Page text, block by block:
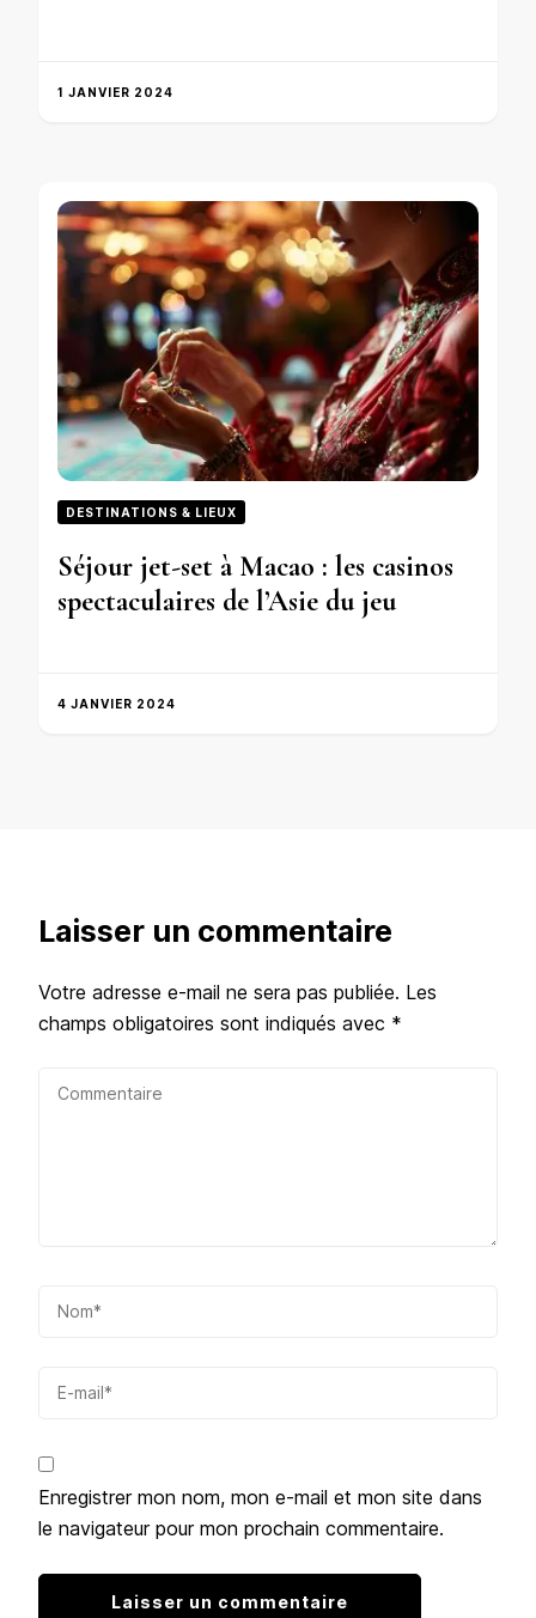
1 JANVIER 2024
DESTINATIONS & LIEUX
Séjour jet-set à Macao : les casinos
spectaculaires de l’Asie du jeu
4 JANVIER 2024
Laisser un commentaire
Votre adresse e-mail ne sera pas publiée. Les
champs obligatoires sont indiqués avec *
Enregistrer mon nom, mon e-mail et mon site dans
le navigateur pour mon prochain commentaire.